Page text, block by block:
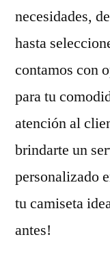
necesidades,
hasta
contamos con
para tu
atención al
brindarte un
personalizado
tu camiseta
antes!